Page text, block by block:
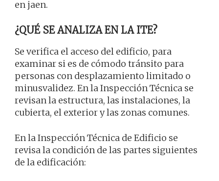
en jaen.
¿QUÉ SE ANALIZA EN LA ITE?
Se verifica el acceso del edificio, para
examinar si es de cómodo tránsito para
personas con desplazamiento limitado o
minusvalidez. En la Inspección Técnica se
revisan la estructura, las instalaciones, la
cubierta, el exterior y las zonas comunes.
En la Inspección Técnica de Edificio se
revisa la condición de las partes siguientes
de la edificación: